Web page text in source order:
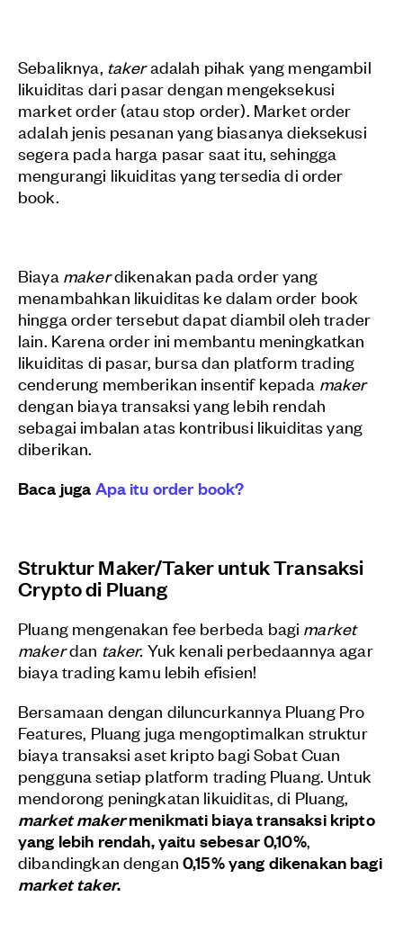
Sebaliknya, takeradalah pihak yang mengambil
likuiditas dari pasar dengan mengeksekusi
market order (atau stop order). Market order
adalah jenis pesanan yang biasanya dieksekusi
segera pada harga pasar saat itu, sehingga
mengurangi likuiditas yang tersedia di order
book.
Biaya makerdikenakan pada order yang
menambahkan likuiditas ke dalam order book
hingga order tersebut dapat diambil oleh trader
lain. Karena order ini membantu meningkatkan
likuiditas di pasar, bursa dan platform trading
cenderung memberikan insentif kepada maker
dengan biaya transaksi yang lebih rendah
sebagai imbalan atas kontribusi likuiditas yang
diberikan.
Baca jugaApa itu order book?
Struktur Maker/Taker untuk Transaksi
Crypto di Pluang
Pluang mengenakan fee berbeda bagi market
makerdan taker. Yuk kenali perbedaannya agar
biaya trading kamu lebih efisien!
Bersamaan dengan diluncurkannya Pluang Pro
Features, Pluang juga mengoptimalkan struktur
biaya transaksi aset kripto bagi Sobat Cuan
pengguna setiap platform trading Pluang. Untuk
mendorong peningkatan likuiditas, di Pluang,
market makermenikmati biaya transaksi kripto
yang lebih rendah, yaitu sebesar 0,10%,
dibandingkan dengan0,15% yang dikenakan bagi
market taker.